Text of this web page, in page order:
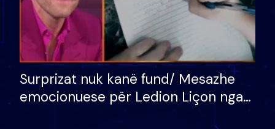
Surprizat nuk kanë fund/ Mesazhe
emocionuese për Ledion Liçon nga